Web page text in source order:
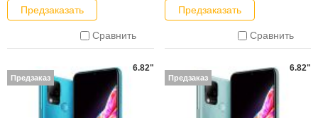
Предзаказать
Сравнить
Предзаказать
Сравнить
6.82"
Предзаказ
6.82"
Предзаказ